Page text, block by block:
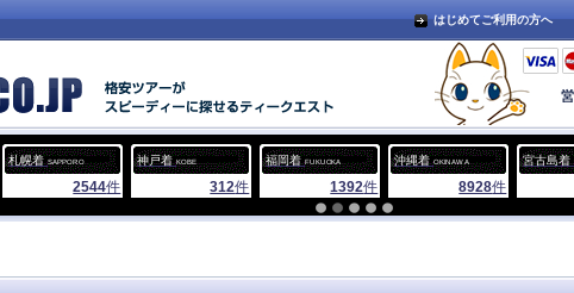
はじめてご利用の方へ
神戸着KOBE
312件
福岡着FUKUOKA
1392件
沖縄着 OKINAWA
8928件
宮古島着SHIMOJISHIMA
1200件
札幌着